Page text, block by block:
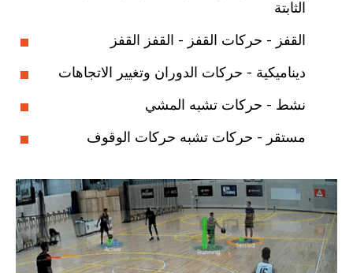
الثابتة
القفز - حركات القفز - القفز القفز
ديناميكية - حركات الدوران وتغيير الاتجاهات
نشط - حركات تشبه المشي
مستقر - حركات تشبه حركات الوقوف